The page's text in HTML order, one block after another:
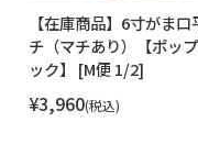
【在庫商品】6寸がま口
チ（マチあり）【ポッ
ック】 [M便 1/2]
¥3,960 税込